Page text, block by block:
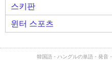
스키판
윈터 스포츠
韓国語・ハングルの単語・発音